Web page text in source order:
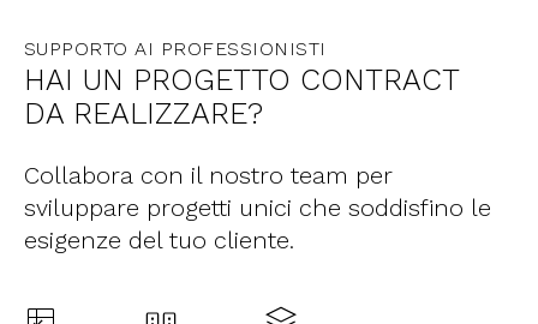
SUPPORTO AI PROFESSIONISTI
HAI UN PROGETTO CONTRACT
DA REALIZZARE?
Collabora con il nostro team per
sviluppare progetti unici che soddisfino le
esigenze del tuo cliente.